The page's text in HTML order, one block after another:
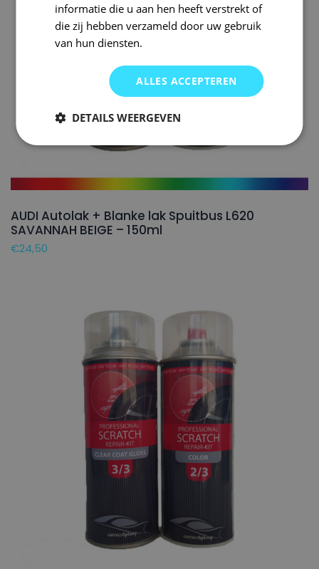
AUDI Autolak + Blanke lak Spuitbus L620
SAVANNAH BEIGE – 150ml
€24,50
informatie die u aan hen heeft verstrekt of
die zij hebben verzameld door uw gebruik
van hun diensten.
ALLES ACCEPTEREN
DETAILS WEERGEVEN